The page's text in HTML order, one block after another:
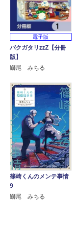
電子版
バクガタリzzZ【分冊
版】
鰤尾 みちる
篠崎くんのメンテ事情
9
鰤尾 みちる